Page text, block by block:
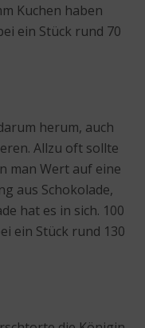
Kuchen haben
ein Stück rund 70
herum, auch
Allzu oft sollte
man Wert auf eine
aus Schokolade,
hat es in sich. 100
ein Stück rund 130